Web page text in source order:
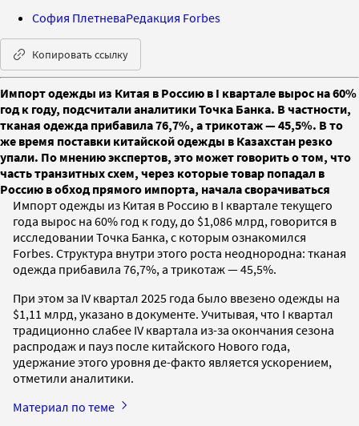
София ПлетневаРедакция Forbes
Копировать ссылку
Импорт одежды из Китая в Россию в I квартале вырос на 60%
год к году, подсчитали аналитики Точка Банка. В частности,
тканая одежда прибавила 76,7%, а трикотаж — 45,5%. В то
же время поставки китайской одежды в Казахстан резко
упали. По мнению экспертов, это может говорить о том, что
часть транзитных схем, через которые товар попадал в
Россию в обход прямого импорта, начала сворачиваться
Импорт одежды из Китая в Россию в I квартале текущего
года вырос на 60% год к году, до $1,086 млрд, говорится в
исследовании Точка Банка, с которым ознакомился
Forbes. Структура внутри этого роста неоднородна: тканая
одежда прибавила 76,7%, а трикотаж — 45,5%.
При этом за IV квартал 2025 года было ввезено одежды на
$1,11 млрд, указано в документе. Учитывая, что I квартал
традиционно слабее IV квартала из-за окончания сезона
распродаж и пауз после китайского Нового года,
удержание этого уровня де-факто является ускорением,
отметили аналитики.
Материал по теме